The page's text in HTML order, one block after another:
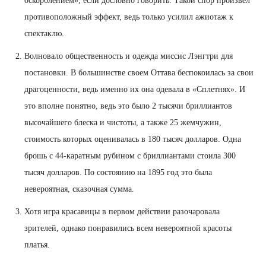
противоположный эффект, ведь только усилил ажиотаж к
спектаклю.
Волновало общественность и одежда миссис Лэнгтри для
постановки. В большинстве своем Оттава беспокоилась за свои
драгоценности, ведь именно их она одевала в «Сплетнях». И
это вполне понятно, ведь это было 2 тысячи бриллиантов
высочайшего блеска и чистоты, а также 25 жемчужин,
стоимость которых оценивалась в 180 тысяч долларов. Одна
брошь с 44-каратным рубином с бриллиантами стоила 300
тысяч долларов. По состоянию на 1895 год это была
невероятная, сказочная сумма.
Хотя игра красавицы в первом действии разочаровала
зрителей, однако понравились всем невероятной красоты
платья.